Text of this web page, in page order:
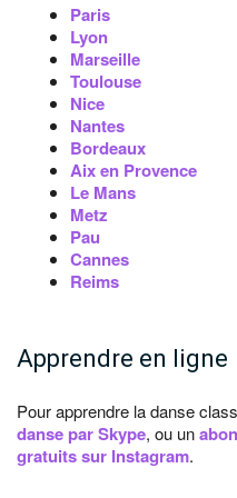
Paris
Lyon
Marseille
Toulouse
Nice
Nantes
Bordeaux
Aix en Provence
Le Mans
Metz
Pau
Cannes
Reims
Apprendre en ligne
Pour apprendre la danse
danse par Skype, ou un
gratuits sur Instagram.